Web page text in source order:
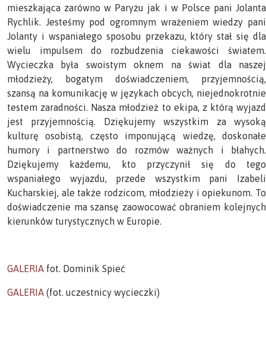
mieszkająca zarówno w Paryżu jak i w Polsce pani Jolanta
Rychlik. Jesteśmy pod ogromnym wrażeniem wiedzy pani
Jolanty i wspaniałego sposobu przekazu, który stał się dla
wielu impulsem do rozbudzenia ciekawości światem.
Wycieczka była swoistym oknem na świat dla naszej
młodzieży, bogatym doświadczeniem, przyjemnością,
szansą na komunikację w językach obcych, niejednokrotnie
testem zaradności. Nasza młodzież to ekipa, z którą wyjazd
jest przyjemnością. Dziękujemy wszystkim za wysoką
kulturę osobistą, często imponującą wiedzę, doskonałe
humory i partnerstwo do rozmów ważnych i błahych.
Dziękujemy każdemu, kto przyczynił się do tego
wspaniałego wyjazdu, przede wszystkim pani Izabeli
Kucharskiej, ale także rodzicom, młodzieży i opiekunom. To
doświadczenie ma szansę zaowocować obraniem kolejnych
kierunków turystycznych w Europie.
GALERIA fot. Dominik Spieć
GALERIA (fot. uczestnicy wycieczki)